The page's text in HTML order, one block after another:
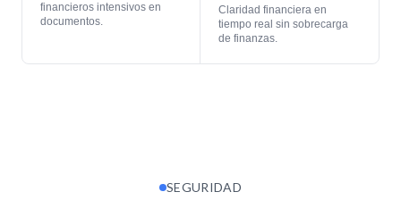
financieros intensivos en
documentos.
Claridad financiera en
tiempo real sin sobrecarga
de finanzas.
SEGURIDAD